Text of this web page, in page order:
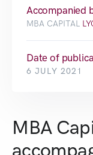
Accompanied
MBA CAPITAL
Date of
6 JULY 2021
MBA